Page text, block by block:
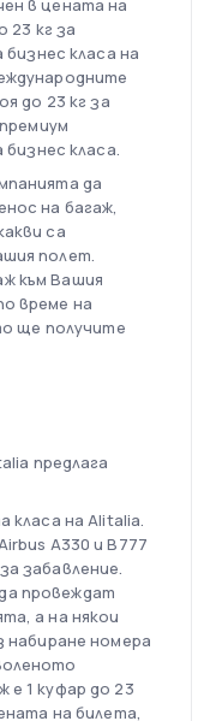
в цената на
23 кг за
класа на
до 23 кг за
класа.
да
на багаж,
са
полет.
към Вашия
време на
ще получите
предлага
класа на Alitalia.
A330 и B777
забавление.
провеждат
а на някои
набиране номера
е 1 куфар до 23
на билета,